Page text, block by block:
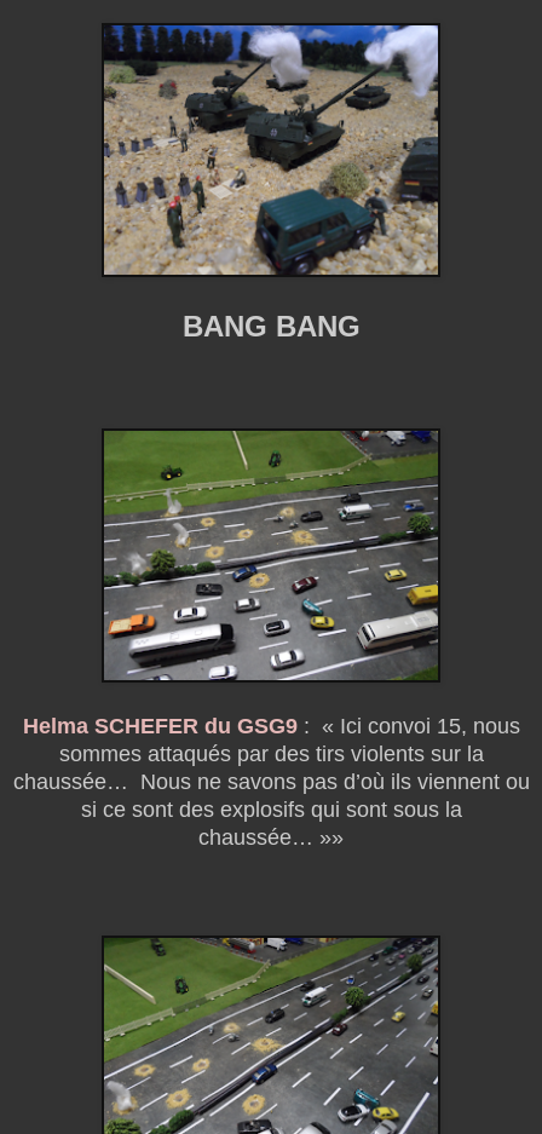
BANG BANG
Helma SCHEFER du GSG9 : « Ici convoi 15, nous
sommes attaqués par des tirs violents sur la
chaussée… Nous ne savons pas d’où ils viennent ou
si ce sont des explosifs qui sont sous la
chaussée… »»